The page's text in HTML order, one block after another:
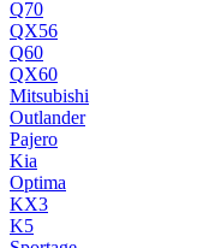
Q70
QX56
Q60
QX60
Mitsubishi
Outlander
Pajero
Kia
Optima
KX3
K5